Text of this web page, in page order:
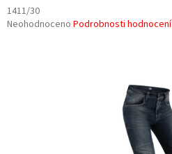
1411/30
Průměrné
Neohodnoceno Podrobnosti hodnocení